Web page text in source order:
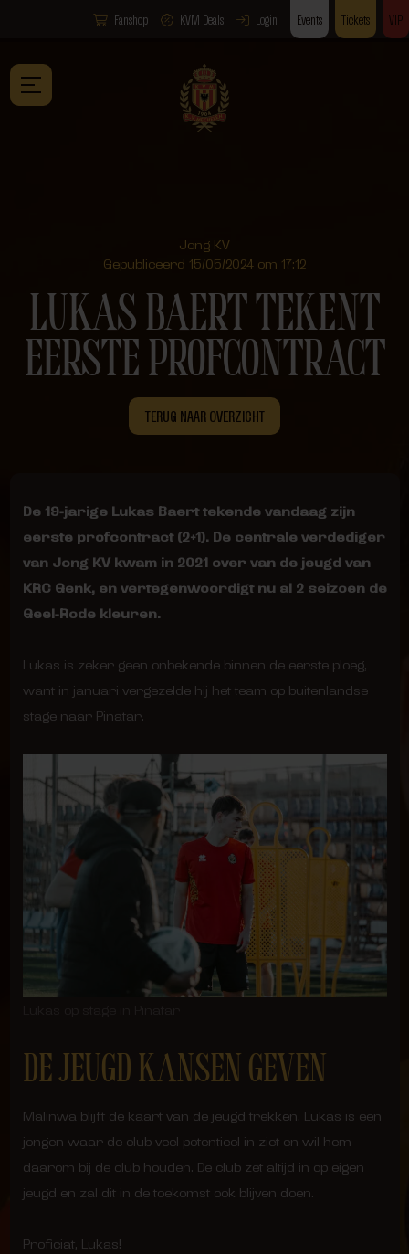
Fanshop KVM Deals Login Events Tickets VIP
Jong KV
Gepubliceerd 15/05/2024 om 17:12
LUKAS BAERT TEKENT
EERSTE PROFCONTRACT
TERUG NAAR OVERZICHT
De 19-jarige Lukas Baert tekende vandaag zijn
eerste profcontract (2+1). De centrale verdediger
van Jong KV kwam in 2021 over van de jeugd van
KRC Genk, en vertegenwoordigt nu al 2 seizoen de
Geel-Rode kleuren.
Lukas is zeker geen onbekende binnen de eerste ploeg,
want in januari vergezelde hij het team op buitenlandse
stage naar Pinatar.
DE JEUGD KANSEN GEVEN
Malinwa blijft de kaart van de jeugd trekken. Lukas is een
jongen waar de club veel potentieel in ziet en wil hem
daarom bij de club houden. De club zet altijd in op eigen
jeugd en zal dit in de toekomst ook blijven doen.
Proficiat, Lukas!